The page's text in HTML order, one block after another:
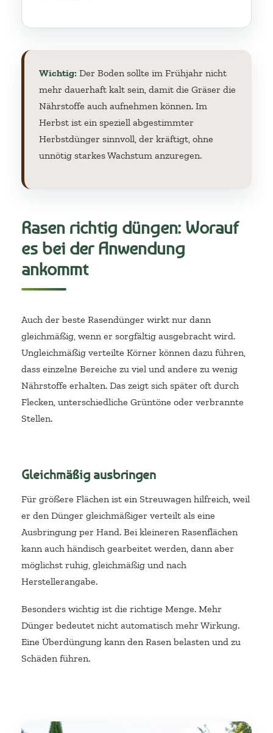
Wichtig: Der Boden sollte im Frühjahr nicht
mehr dauerhaft kalt sein, damit die Gräser die
Nährstoffe auch aufnehmen können. Im
Herbst ist ein speziell abgestimmter
Herbstdünger sinnvoll, der kräftigt, ohne
unnötig starkes Wachstum anzuregen.
Rasen richtig düngen: Worauf
es bei der Anwendung
ankommt
Auch der beste Rasendünger wirkt nur dann
gleichmäßig, wenn er sorgfältig ausgebracht wird.
Ungleichmäßig verteilte Körner können dazu führen,
dass einzelne Bereiche zu viel und andere zu wenig
Nährstoffe erhalten. Das zeigt sich später oft durch
Flecken, unterschiedliche Grüntöne oder verbrannte
Stellen.
Gleichmäßig ausbringen
Für größere Flächen ist ein Streuwagen hilfreich, weil
er den Dünger gleichmäßiger verteilt als eine
Ausbringung per Hand. Bei kleineren Rasenflächen
kann auch händisch gearbeitet werden, dann aber
möglichst ruhig, gleichmäßig und nach
Herstellerangabe.
Besonders wichtig ist die richtige Menge. Mehr
Dünger bedeutet nicht automatisch mehr Wirkung.
Eine Überdüngung kann den Rasen belasten und zu
Schäden führen.